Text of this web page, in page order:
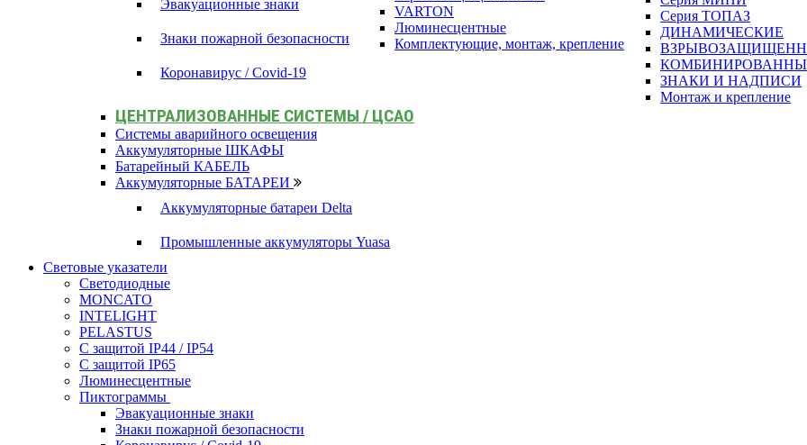
Эвакуационные знаки
Знаки пожарной безопасности
Коронавирус / Covid-19
VARTON
Люминесцентные
Комплектующие, монтаж, крепление
Серия ТОПАЗ
ДИНАМИЧЕСКИЕ
ЗНАКИ И НАДПИСИ
Монтаж и крепление
ЦЕНТРАЛИЗОВАННЫЕ СИСТЕМЫ / ЦСАО
Системы аварийного освещения
Аккумуляторные ШКАФЫ
Батарейный КАБЕЛЬ
Аккумуляторные БАТАРЕИ
Аккумуляторные батареи Delta
Промышленные аккумуляторы Yuasa
Световые указатели
Светодиодные
MONCATO
INTELIGHT
PELASTUS
С защитой IP44 / IP54
С защитой IP65
Люминесцентные
Пиктограммы
Эвакуационные знаки
Знаки пожарной безопасности